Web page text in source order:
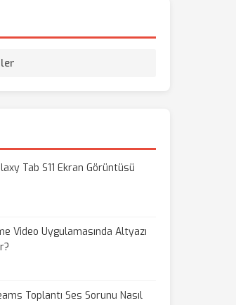
Tab S11 Ekran Görüntüsü
Video Uygulamasında Altyazı
Toplantı Ses Sorunu Nasıl